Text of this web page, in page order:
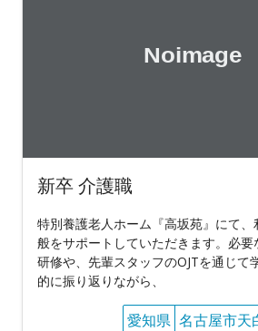
新卒 介護職
特別養護⽼⼈ホーム『⾼坂苑』にて
般をサポートしていただきます。必
研修や、先輩スタッフのOJTを通じて
的に振り返りながら、
愛知県 名古屋市天